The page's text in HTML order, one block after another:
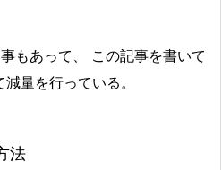
もあって、 この記事を書いて
量を行っている。
法